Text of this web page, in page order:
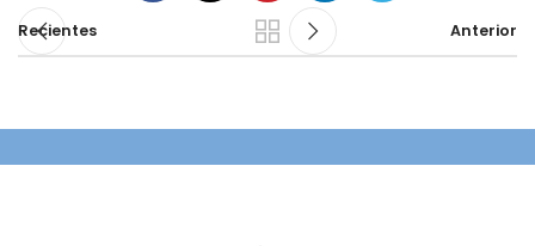
Recientes Anterior